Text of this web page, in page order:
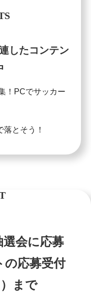
したコンテン
会に応募
の応募受付
まで